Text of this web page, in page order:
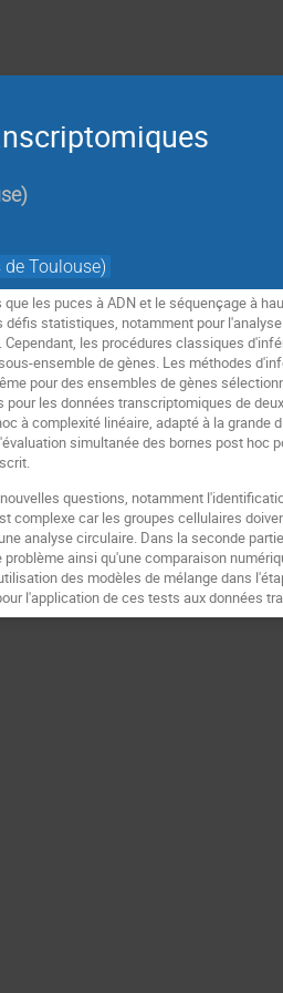
)
Toulouse)
les puces à ADN et le séquençage à
statistiques, notamment pour
les procédures classiques
ensemble de gènes. Les méthodes
pour des ensembles de gènes
les données transcriptomiques de
à complexité linéaire, adapté à la grande
simultanée des bornes post hoc
questions, notamment
complexe car les groupes cellulaires
analyse circulaire. Dans la seconde
ainsi qu'une comparaison
des modèles de mélange dans
l'application de ces tests aux données